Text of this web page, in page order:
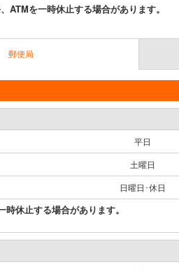
ATMを一時休止する場合があります。
郵便局
平日
土曜日
日曜日･休日
休止する場合があります。